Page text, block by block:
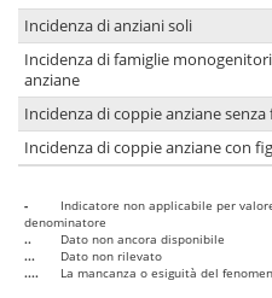
Incidenza di anziani soli
Incidenza di famiglie
anziane
Incidenza di coppie anziane senza
Incidenza di coppie anziane con
-
Indicatore non applicabile per
denominatore
..
Dato non ancora disponibile
...
Dato non rilevato
....
La mancanza o esiguità del